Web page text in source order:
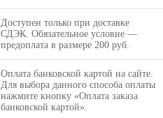
Доступен только при доставке
СДЭК. Обязательное условие —
предоплата в размере 200 руб.
Оплата банковской картой на сайте.
Для выбора данного способа оплаты
нажмите кнопку «Оплата заказа
банковской картой».